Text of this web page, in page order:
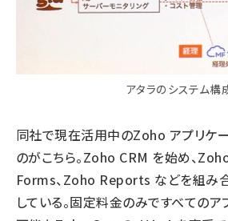
アタラのシステム構
同社で現在活用中のZoho アプリケ
のがこちら。Zoho CRM を始め、
Forms、Zoho Reports などを組み
している。固定料金のみですべてのア